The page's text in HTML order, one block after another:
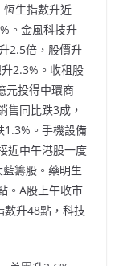
恆生指數升近
。金風科技升
2.5倍，股價升
2.3%。收租股
元投得中環商
售同比跌3成，
1.3%。手機設備
近中午港股一度
籌股。藥明生
。A股上午收市
數升48點，科技